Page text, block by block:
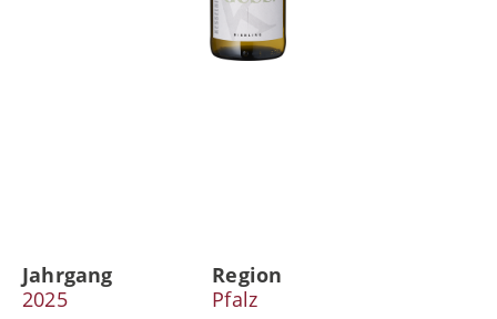
Jahrgang
2025
Region
Pfalz